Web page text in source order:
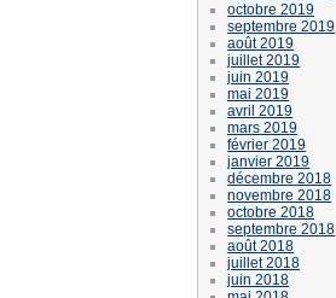
octobre 2019
septembre 2019
août 2019
juillet 2019
juin 2019
mai 2019
avril 2019
mars 2019
février 2019
janvier 2019
décembre 2018
novembre 2018
octobre 2018
septembre 2018
août 2018
juillet 2018
juin 2018